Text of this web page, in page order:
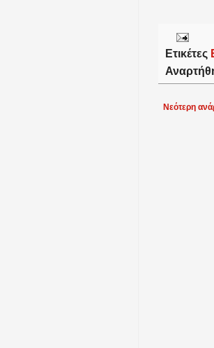
Ετικέτες
Νεότερη